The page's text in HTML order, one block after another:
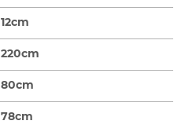
12cm
220cm
80cm
78cm